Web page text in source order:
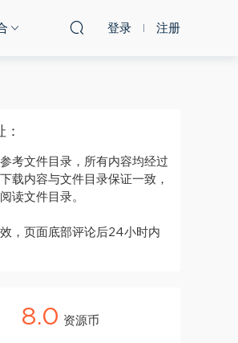
登录 注册
参考文件目录，所有内容均经过
载内容与文件目录保证一致，
读文件目录。
，页面底部评论后24小时内
8.0 资源币